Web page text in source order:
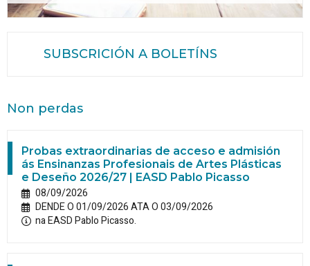
SUBSCRICIÓN A BOLETÍNS
Non perdas
Probas extraordinarias de acceso e admisión
ás Ensinanzas Profesionais de Artes Plásticas
e Deseño 2026/27 | EASD Pablo Picasso
08/09/2026
DENDE O 01/09/2026 ATA O 03/09/2026
na EASD Pablo Picasso.